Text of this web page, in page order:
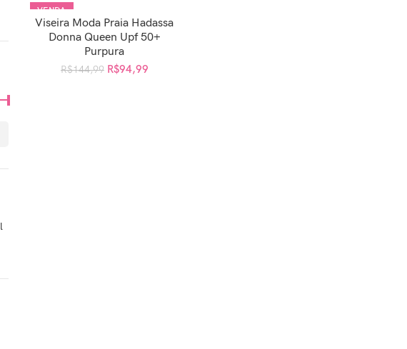
VENDA
ADICIONAR AO CARRINHO
Viseira Moda Praia Hadassa
Donna Queen Upf 50+
Purpura
R$144,99 R$94,99